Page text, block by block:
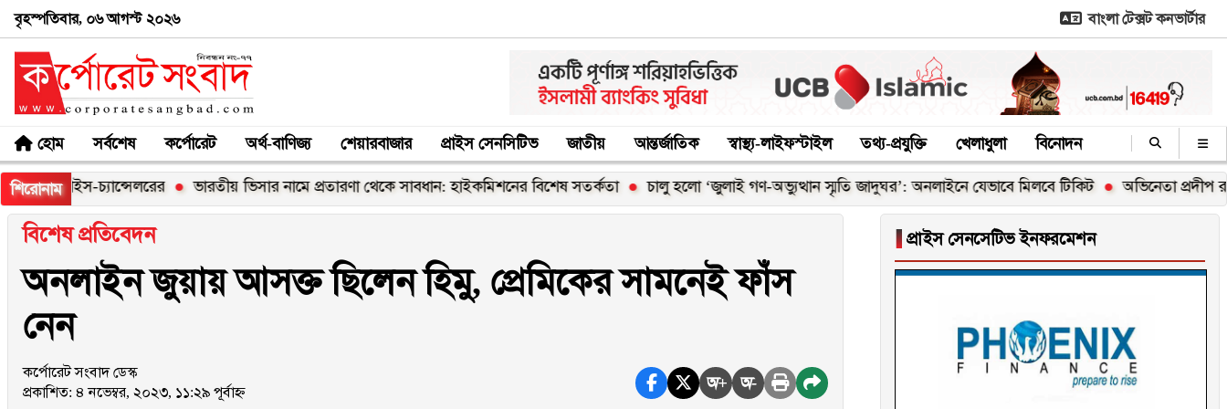
বৃহস্পতিবার, ০৬ আগস্ট ২০২৬ বাংলা টেক্সট কনভার্টার
হোম সর্বশেষ কর্পোরেট অর্থ-বাণিজ্য শেয়ারবাজার প্রাইস সেনসিটিভ জাতীয় আন্তর্জাতিক স্বাস্থ্য-লাইফস্টাইল তথ্য-প্রযুক্তি খেলাধুলা বিনোদন
শিরোনাম
চ্যান্সেলরের ভারতীয় ভিসার নামে প্রতারণা থেকে সাবধান: হাইকমিশনের বিশেষ সতর্কতা চালু হলো ‘জুলাই গণ-অভ্যুত্থান স্মৃতি জাদুঘর’: অনলাইনে যেভাবে মিলবে টিকিট অভিনেতা প্রদীপ রাওয়াত আর
বিশেষ প্রতিবেদন
অনলাইন জুয়ায় আসক্ত ছিলেন হিমু, প্রেমিকের সামনেই ফাঁস
নেন
কর্পোরেট সংবাদ ডেস্ক
প্রকাশিত: ৪ নভেম্বর, ২০২৩, ১১:২৯ পূর্বাহ্ন
অ+ অ-
▐ প্রাইস সেনসেটিভ ইনফরমেশন